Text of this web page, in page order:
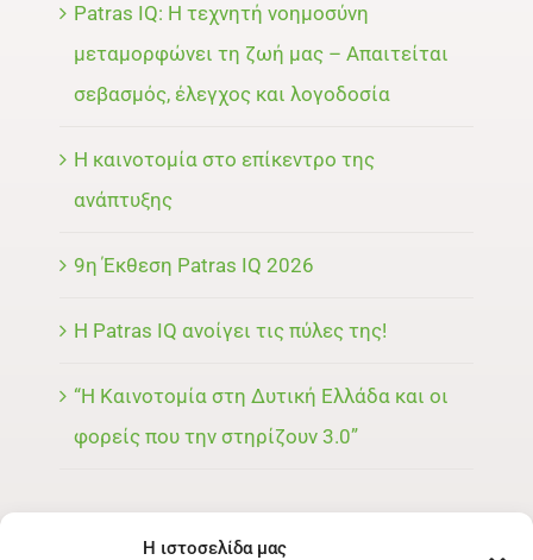
Η ιστοσελίδα μας
Patras IQ: Η τεχνητή νοημοσύνη
μεταμορφώνει τη ζωή μας – Απαιτείται
σεβασμός, έλεγχος και λογοδοσία
Η καινοτομία στο επίκεντρο της
ανάπτυξης
9η Έκθεση Patras IQ 2026
Η Patras IQ ανοίγει τις πύλες της!
“Η Καινοτομία στη Δυτική Ελλάδα και οι
φορείς που την στηρίζουν 3.0”